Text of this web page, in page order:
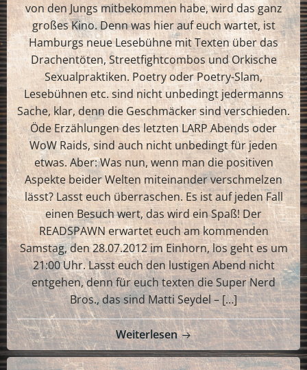
von den Jungs mitbekommen habe, wird das ganz
großes Kino. Denn was hier auf euch wartet, ist
Hamburgs neue Lesebühne mit Texten über das
Drachentöten, Streetfightcombos und Orkische
Sexualpraktiken. Poetry oder Poetry-Slam,
Lesebühnen etc. sind nicht unbedingt jedermanns
Sache, klar, denn die Geschmäcker sind verschieden.
Öde Erzählungen des letzten LARP Abends oder
WoW Raids, sind auch nicht unbedingt für jeden
etwas. Aber: Was nun, wenn man die positiven
Aspekte beider Welten miteinander verschmelzen
lässt? Lasst euch überraschen. Es ist auf jeden Fall
einen Besuch wert, das wird ein Spaß! Der
READSPAWN erwartet euch am kommenden
Samstag, den 28.07.2012 im Einhorn, los geht es um
21:00 Uhr. Lasst euch den lustigen Abend nicht
entgehen, denn für euch texten die Super Nerd
Bros., das sind Matti Seydel – […]
Weiterlesen